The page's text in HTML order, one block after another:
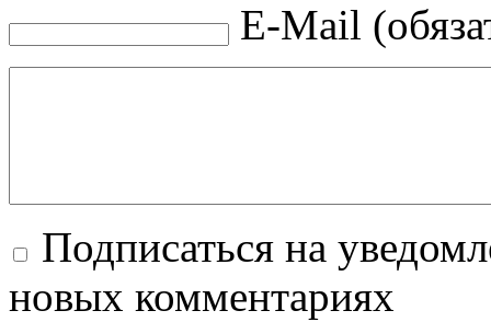
E-Mail
Подписаться на
новых комментариях